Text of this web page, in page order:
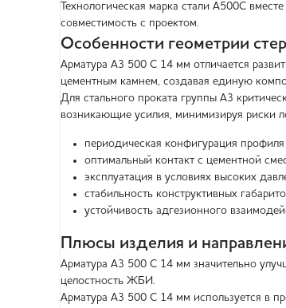
Технологическая марка стали А500С
совместимость с проектом.
Особенности геометрии
Арматура А3 500 С 14 мм отличается
цементным камнем, создавая единую
Для стального проката группы А3
возникающие усилия, минимизируя риски
периодическая конфигурация
оптимальный контакт с цементной
эксплуатация в условиях высоких
стабильность конструктивных
устойчивость адгезионного
Плюсы изделия и
Арматура А3 500 С 14 мм значительно
целостность ЖБИ.
Арматура А3 500 С 14 мм используется в